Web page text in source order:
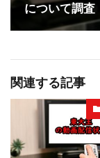
について調査
関連する記事